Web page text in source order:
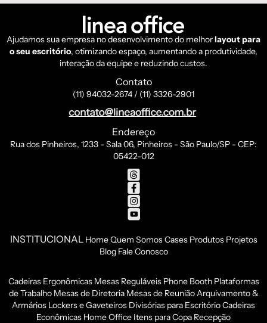
Ajudamos sua empresa no desenvolvimento do melhorlayout para
o seu escritório, otimizando espaço, aumentando a produtividade,
interação da equipe e reduzindo custos.
Contato
(11) 94032-2674 / (11) 3326-2901
Endereço
Rua dos Pinheiros, 1233 - Sala 06, Pinheiros - São Paulo/SP - CEP:
05422-012
INSTITUCIONAL HomeQuem SomosCases Produtos Projetos
Blog Fale Conosco
Cadeiras Ergonômicas Mesas Reguláveis Phone Booth Plataformas
de Trabalho Mesas de Diretoria Mesas de ReuniãoArquivamento &
Armários Lockers e Gaveteiros Divisórias para EscritórioCadeiras
Econômicas Home Office Itens para Copa Recepção